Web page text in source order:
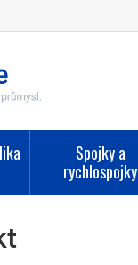
Spojky a
rychlospojky